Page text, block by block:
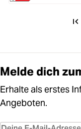
Melde dich
Erhalte als erstes
Angeboten.